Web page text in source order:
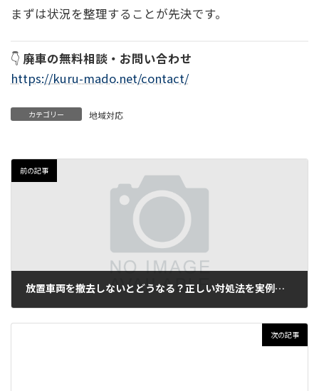
まずは状況を整理することが先決です。
👇 廃車の無料相談・お問い合わせ
https://kuru-mado.net/contact/
カテゴリー 地域対応
前の記事
放置車両を撤去しないとどうなる？正しい対処法を実例で解説
次の記事